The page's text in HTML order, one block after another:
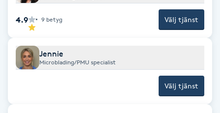
Idrottsmassage
IPL
IR-massage
4.9 9 betyg Välj tjänst
Jennie
Microblading/PMU specialist
Välj tjänst